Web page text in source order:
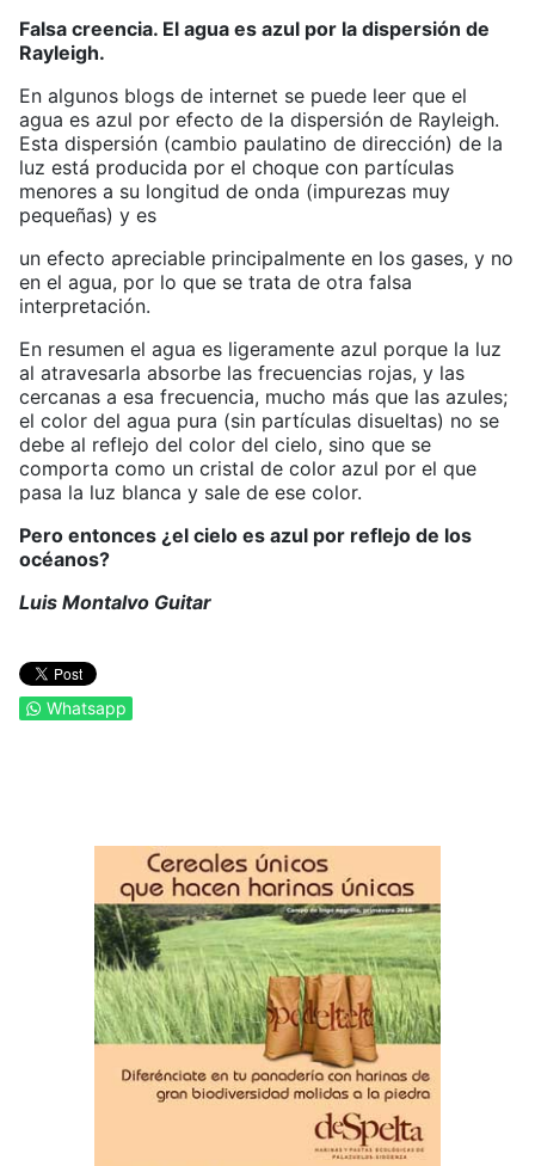
Falsa creencia. El agua es azul por la dispersión de
Rayleigh.
En algunos blogs de internet se puede leer que el
agua es azul por efecto de la dispersión de Rayleigh.
Esta dispersión (cambio paulatino de dirección) de la
luz está producida por el choque con partículas
menores a su longitud de onda (impurezas muy
pequeñas) y es
un efecto apreciable principalmente en los gases, y no
en el agua, por lo que se trata de otra falsa
interpretación.
En resumen el agua es ligeramente azul porque la luz
al atravesarla absorbe las frecuencias rojas, y las
cercanas a esa frecuencia, mucho más que las azules;
el color del agua pura (sin partículas disueltas) no se
debe al reflejo del color del cielo, sino que se
comporta como un cristal de color azul por el que
pasa la luz blanca y sale de ese color.
Pero entonces ¿el cielo es azul por reflejo de los
océanos?
Luis Montalvo Guitar
Whatsapp